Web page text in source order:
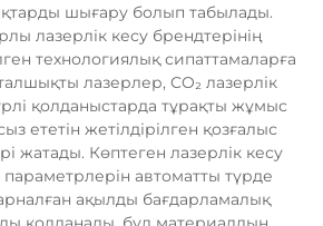
шығару болып табылады.
лазерлік кесу брендтерінің
технологиялық сипаттамаларға
лазерлер, CO₂ лазерлік
қолданыстарда тұрақты жұмыс
ететін жетілдірілген қозғалыс
жатады. Көптеген лазерлік кесу
параметрлерін автоматты түрде
ақылды бағдарламалық